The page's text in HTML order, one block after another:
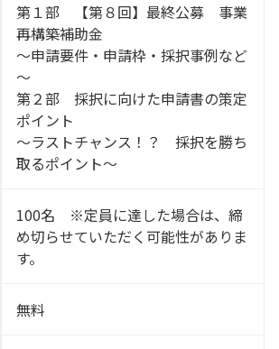
第１部 【第８回】最終公募 事業
再構築補助金
～申請要件・申請枠・採択事例など
～
第２部 採択に向けた申請書の策定
ポイント
～ラストチャンス！？ 採択を勝ち
取るポイント～
100名 ※定員に達した場合は、締
め切らせていただく可能性がありま
す。
無料